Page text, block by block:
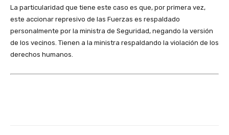
La particularidad que tiene este caso es que, por primera vez,
este accionar represivo de las Fuerzas es respaldado
personalmente por la ministra de Seguridad, negando la versión
de los vecinos. Tienen a la ministra respaldando la violación de los
derechos humanos.